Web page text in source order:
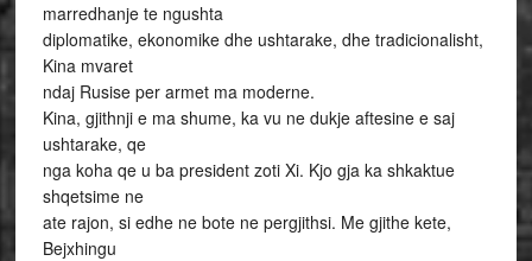
marredhanje te ngushta
diplomatike, ekonomike dhe ushtarake, dhe tradicionalisht,
Kina mvaret
ndaj Rusise per armet ma moderne.
Kina, gjithnji e ma shume, ka vu ne dukje aftesine e saj
ushtarake, qe
nga koha qe u ba president zoti Xi. Kjo gja ka shkaktue
shqetsime ne
ate rajon, si edhe ne bote ne pergjithsi. Me gjithe kete,
Bejxhingu